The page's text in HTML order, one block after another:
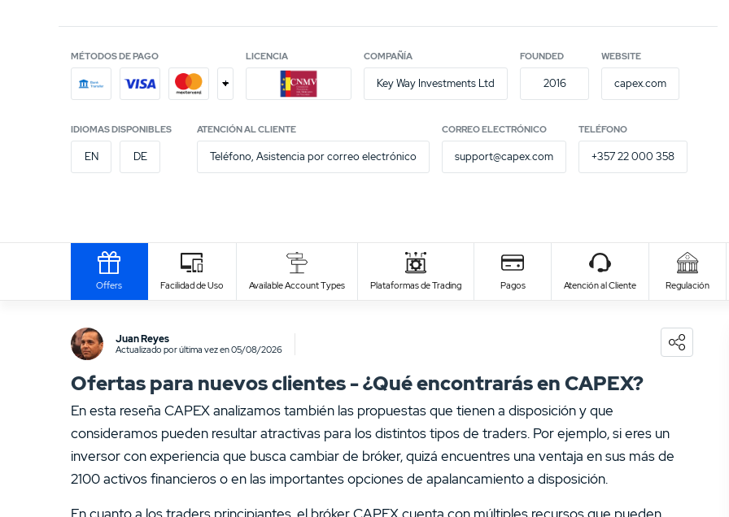
MÉTODOS DE PAGO
+
LICENCIA COMPAÑÍA
Key Way Investments Ltd
FOUNDED
2016
WEBSITE
capex.com
IDIOMAS DISPONIBLES
EN DE
ATENCIÓN AL CLIENTE
Teléfono, Asistencia por correo electrónico
CORREO ELECTRÓNICO
support@capex.com
TELÉFONO
+357 22 000 358
Write Own Review
Offers Facilidad de Uso Available Account Types Plataformas de Trading Pagos Atención al Cliente Regulación
Juan Reyes
Actualizado por última vez en 05/08/2026
Ofertas para nuevos clientes - ¿Qué encontrarás en CAPEX?
En esta reseña CAPEX analizamos también las propuestas que tienen a disposición y que
consideramos pueden resultar atractivas para los distintos tipos de traders. Por ejemplo, si eres un
inversor con experiencia que busca cambiar de bróker, quizá encuentres una ventaja en sus más de
2100 activos financieros o en las importantes opciones de apalancamiento a disposición.